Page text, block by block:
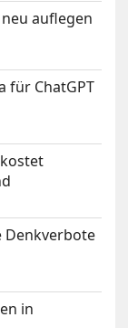
auflegen
für ChatGPT
Denkverbote
in